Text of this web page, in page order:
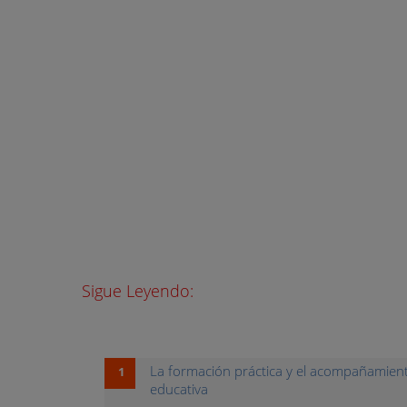
Sigue Leyendo:
La formación práctica y el
educativa